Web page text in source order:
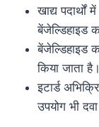
खाद्य
बेंजेल्डिहाइड
बेंजेल्डिहाइड
किया जाता है।
इटार्ड
उपयोग भी